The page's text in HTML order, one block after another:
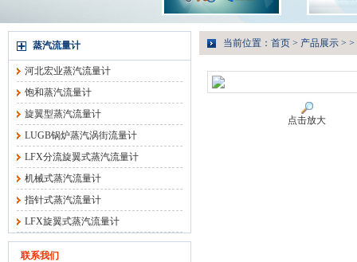
蒸汽流量计
河北宏业蒸汽流量计
饱和蒸汽流量计
旋翼型蒸汽流量计
LUGB锅炉蒸汽涡街流量计
LFX分流旋翼式蒸汽流量计
机械式蒸汽流量计
指针式蒸汽流量计
LFX旋翼式蒸汽流量计
联系我们
当前位置： 首页 > 产品展示 > >
点击放大